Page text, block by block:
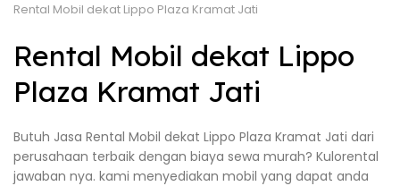
Rental Mobil dekat Lippo Plaza Kramat Jati
Rental Mobil dekat Lippo
Plaza Kramat Jati
Butuh Jasa Rental Mobil dekat Lippo Plaza Kramat Jati dari
perusahaan terbaik dengan biaya sewa murah? Kulorental
jawaban nya. kami menyediakan mobil yang dapat anda